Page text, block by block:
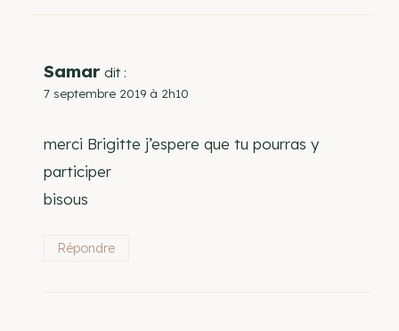
Samar dit :
7 septembre 2019 à 2h10
merci Brigitte j’espere que tu pourras y
participer
bisous
Répondre